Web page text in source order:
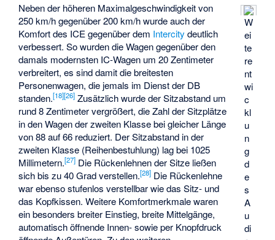
W
ei
te
re
nt
wi
c
kl
u
n
g
d
e
s
A
u
di
Neben der höheren Maximalgeschwindigkeit von
250 km/h gegenüber 200 km/h wurde auch der
Komfort des ICE gegenüber dem Intercity deutlich
verbessert. So wurden die Wagen gegenüber den
damals modernsten IC-Wagen um 20 Zentimeter
verbreitert, es sind damit die breitesten
Personenwagen, die jemals im Dienst der DB
standen.[18][26] Zusätzlich wurde der Sitzabstand um
rund 8 Zentimeter vergrößert, die Zahl der Sitzplätze
in den Wagen der zweiten Klasse bei gleicher Länge
von 88 auf 66 reduziert. Der Sitzabstand in der
zweiten Klasse (Reihenbestuhlung) lag bei 1025
Millimetern.[27] Die Rückenlehnen der Sitze ließen
sich bis zu 40 Grad verstellen.[28] Die Rückenlehne
war ebenso stufenlos verstellbar wie das Sitz- und
das Kopfkissen. Weitere Komfortmerkmale waren
ein besonders breiter Einstieg, breite Mittelgänge,
automatisch öffnende Innen- sowie per Knopfdruck